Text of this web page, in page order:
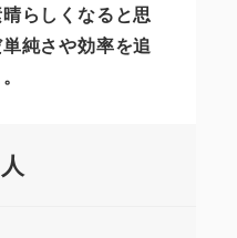
らしくなると思
純さや効率を追